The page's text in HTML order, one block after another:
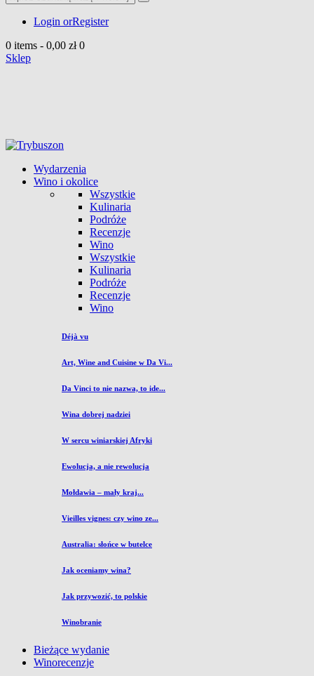
Login orRegister
0 items - 0,00 zł 0
Sklep
Wydarzenia
Wino i okolice
Wszystkie
Kulinaria
Podróże
Recenzje
Wino
Wszystkie
Kulinaria
Podróże
Recenzje
Wino
Déjà vu
Art, Wine and Cuisine w Da Vi...
Da Vinci to nie nazwa, to ide...
Wina dobrej nadziei
W sercu winiarskiej Afryki
Ewolucja, a nie rewolucja
Mołdawia – mały kraj...
Vieilles vignes: czy wino ze...
Australia: słońce w butelce
Jak oceniamy wina?
Jak przywozić, to polskie
Winobranie
Bieżące wydanie
Winorecenzje